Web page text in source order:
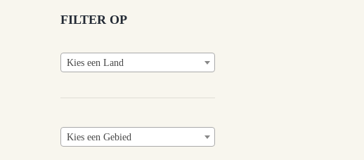
FILTER OP
Kies een Land
Kies een Gebied